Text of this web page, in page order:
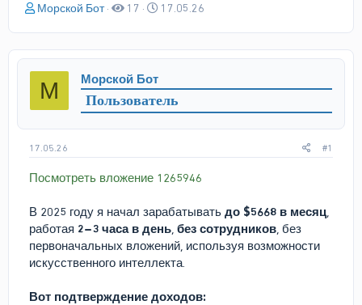
А
о
р
е
ы
Морской Бот 17
Д
а
ч
а
л
17.05.26
М Морской Бот
Пользователь
17.05.26 #1
Посмотреть вложение 1265946
В 2025 году я начал зарабатывать до $5668 в месяц
работая 2–3 часа в день без сотрудников , без
первоначальных вложений, используя возможности
искусственного интеллекта.
Вот подтверждение доходов: